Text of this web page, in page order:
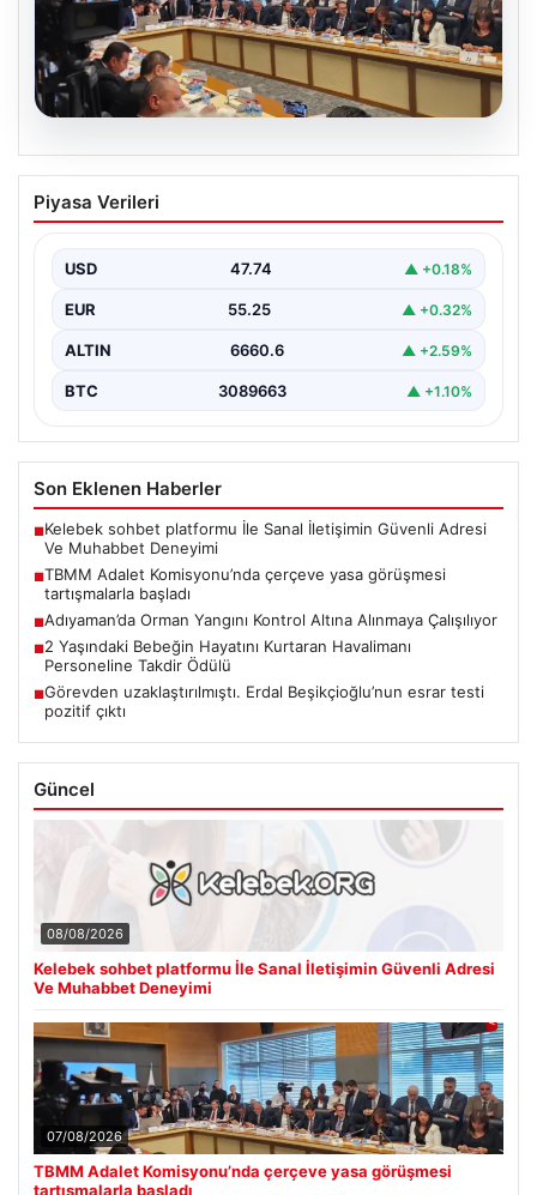
07.08.2026
TBMM Adalet Komisyonu’nda çerçeve
yasa görüşmesi tartışmalarla başladı
Toplumsal Bütünleşmenin Güçlendirilmesine Dair Kanun
Teklifi" adını…
Piyasa Verileri
USD 47.74 ▲ +0.18%
EUR 55.25 ▲ +0.32%
ALTIN 6660.6 ▲ +2.59%
BTC 3089663 ▲ +1.10%
Son Eklenen Haberler
■Kelebek sohbet platformu İle Sanal İletişimin Güvenli Adresi
Ve Muhabbet Deneyimi
■TBMM Adalet Komisyonu’nda çerçeve yasa görüşmesi
tartışmalarla başladı
■Adıyaman’da Orman Yangını Kontrol Altına Alınmaya Çalışılıyor
■2 Yaşındaki Bebeğin Hayatını Kurtaran Havalimanı
Personeline Takdir Ödülü
■Görevden uzaklaştırılmıştı. Erdal Beşikçioğlu’nun esrar testi
pozitif çıktı
Güncel
08/08/2026
Kelebek sohbet platformu İle Sanal İletişimin Güvenli Adresi
Ve Muhabbet Deneyimi
07/08/2026
TBMM Adalet Komisyonu’nda çerçeve yasa görüşmesi
tartışmalarla başladı